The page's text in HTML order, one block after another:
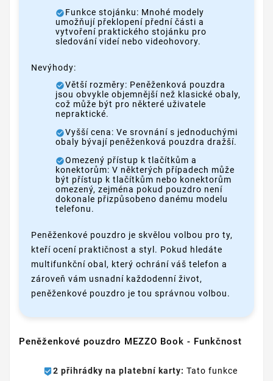
Funkce stojánku: Mnohé modely
umožňují překlopení přední části a
vytvoření praktického stojánku pro
sledování videí nebo videohovory.
Nevýhody:
Větší rozměry: Peněženková pouzdra
jsou obvykle objemnější než klasické obaly,
což může být pro některé uživatele
nepraktické.
Vyšší cena: Ve srovnání s jednoduchými
obaly bývají peněženková pouzdra dražší.
Omezený přístup k tlačítkům a
konektorům: V některých případech může
být přístup k tlačítkům nebo konektorům
omezený, zejména pokud pouzdro není
dokonale přizpůsobeno danému modelu
telefonu.
Peněženkové pouzdro je skvělou volbou pro ty,
kteří ocení praktičnost a styl. Pokud hledáte
multifunkční obal, který ochrání váš telefon a
zároveň vám usnadní každodenní život,
peněženkové pouzdro je tou správnou volbou.
Peněženkové pouzdro MEZZO Book - Funkčnost
2 přihrádky na platební karty: Tato funkce